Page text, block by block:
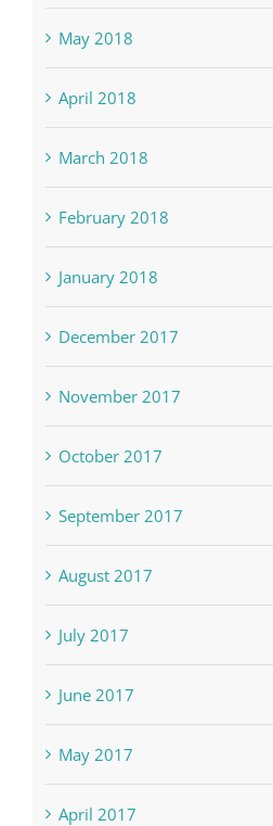
May 2018
April 2018
March 2018
February 2018
January 2018
December 2017
November 2017
October 2017
September 2017
August 2017
July 2017
June 2017
May 2017
April 2017